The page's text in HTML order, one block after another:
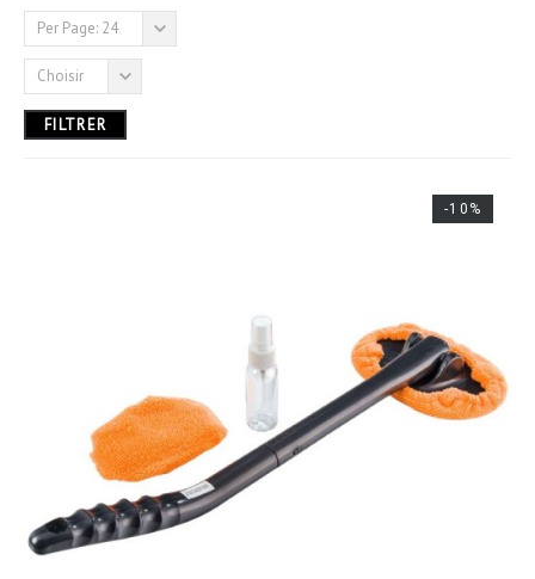
PRIX
3,00 € - 40,00 €
Per Page: 24
Choisir
FILTRER
-10%